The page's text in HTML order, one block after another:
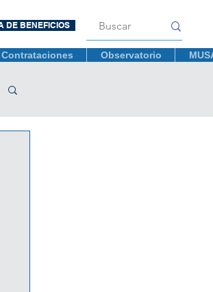
DE BENEFICIOS
Contrataciones Observatorio